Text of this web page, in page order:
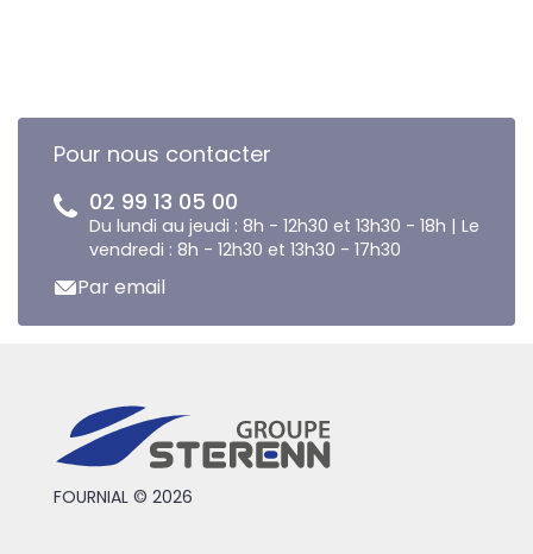
Pour nous contacter
02 99 13 05 00
Du lundi au jeudi : 8h - 12h30 et 13h30 - 18h | Le
vendredi : 8h - 12h30 et 13h30 - 17h30
Par email
FOURNIAL © 2026